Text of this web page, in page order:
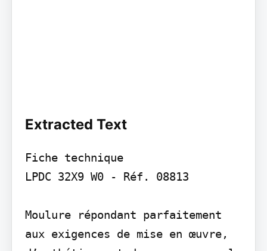
Extracted Text
Fiche technique
LPDC 32X9 W0 - Réf. 08813
Moulure répondant parfaitement
aux exigences de mise en œuvre,